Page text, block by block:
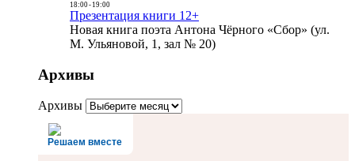
18:00- 19:00
Презентация книги 12+
Новая книга поэта Антона Чёрного «Сбор» (ул.
М. Ульяновой, 1, зал № 20)
Архивы
Архивы
Решаем вместе